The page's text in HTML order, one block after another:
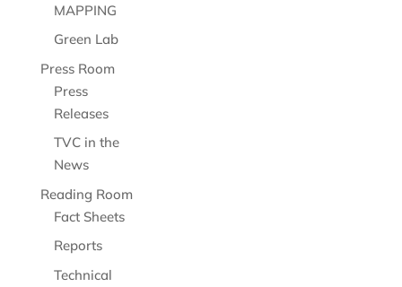
MAPPING
Green Lab
Press Room
Press
Releases
TVC in the
News
Reading Room
Fact Sheets
Reports
Technical